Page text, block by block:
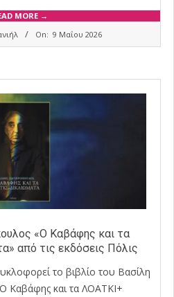
MORE →
On: 9 Μαΐου 2026
«Ο Καβάφης και τα
από τις εκδόσεις Πόλις
το βιβλίο του Βασίλη
Καβάφης και τα ΛΟΑΤΚΙ+